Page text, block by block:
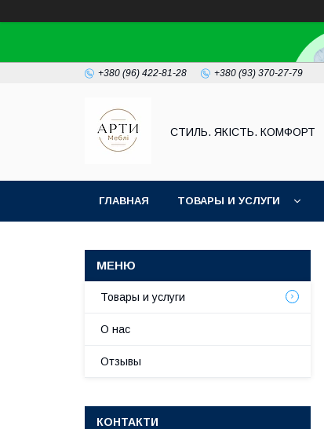
+380 (96) 422-81-28 +380 (93) 370-27-79
СТИЛЬ. ЯКІСТЬ. КОМФОРТ
ГЛАВНАЯ ТОВАРЫ И УСЛУГИ
Товары и услуги
О нас
Отзывы
КОНТАКТИ